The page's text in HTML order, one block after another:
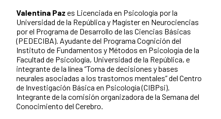
Valentina Paz es Licenciada en Psicología por la
Universidad de la República y Magíster en Neurociencias
por el Programa de Desarrollo de las Ciencias Básicas
(PEDECIBA). Ayudante del Programa Cognición del
Instituto de Fundamentos y Métodos en Psicología de la
Facultad de Psicología, Universidad de la República, e
integrante de la línea “Toma de decisiones y bases
neurales asociadas a los trastornos mentales” del Centro
de Investigación Básica en Psicología (CIBPsi).
Integrante de la comisión organizadora de la Semana del
Conocimiento del Cerebro.